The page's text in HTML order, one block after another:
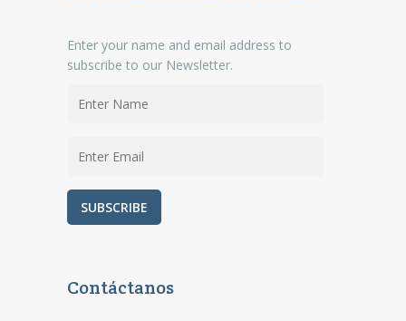
Enter your name and email address to
subscribe to our Newsletter.
Contáctanos